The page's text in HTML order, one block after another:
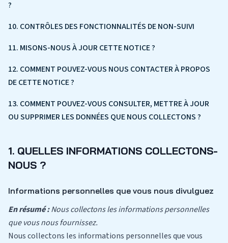
?
10. CONTRÔLES DES FONCTIONNALITÉS DE NON-SUIVI
11. MISONS-NOUS À JOUR CETTE NOTICE ?
12. COMMENT POUVEZ-VOUS NOUS CONTACTER À PROPOS
DE CETTE NOTICE ?
13. COMMENT POUVEZ-VOUS CONSULTER, METTRE À JOUR
OU SUPPRIMER LES DONNÉES QUE NOUS COLLECTONS ?
1. QUELLES INFORMATIONS COLLECTONS-
NOUS ?
Informations personnelles que vous nous divulguez
En résumé :Nous collectons les informations personnelles
que vous nous fournissez.
Nous collectons les informations personnelles que vous